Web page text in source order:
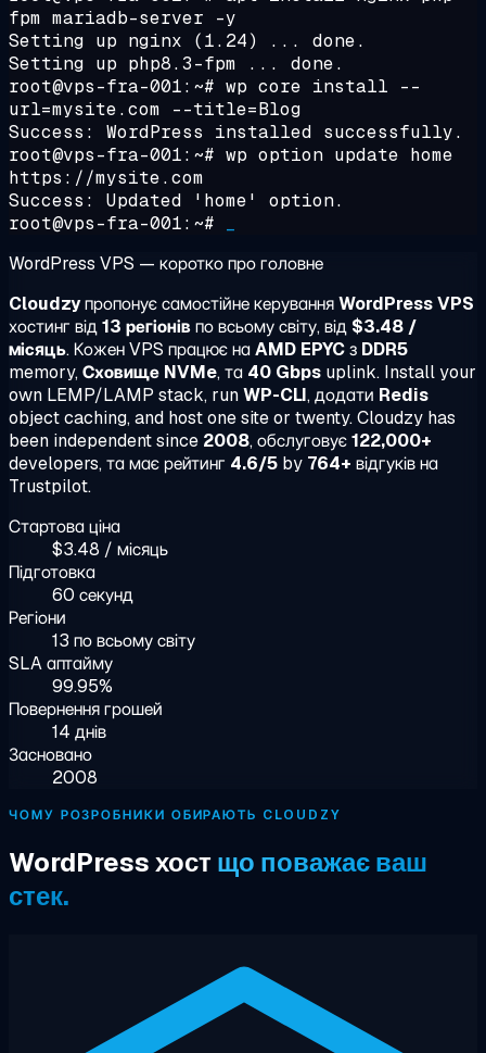
fpm mariadb-server -y
Setting up nginx (1.24) ... done.
Setting up php8.3-fpm ... done.
root@vps-fra-001:~# wp core install --
url=mysite.com --title=Blog
Success: WordPress installed successfully.
root@vps-fra-001:~# wp option update home
https://mysite.com
Success: Updated 'home' option.
root@vps-fra-001:~#
WordPress VPS — коротко про головне
Cloudzyпропонує самостійне керуванняWordPress VPS
хостинг від13 регіонівпо всьому світу, від $3.48 /
місяць. Кожен VPS працює наAMD EPYCз DDR5
memory,Сховище NVMe, та 40 Gbps uplink. Install your
own LEMP/LAMP stack, runWP-CLI, додати Redis
object caching, and host one site or twenty. Cloudzy has
been independent since 2008, обслуговує122,000+
developers, та має рейтинг 4.6/5 by 764+ відгуків на
Trustpilot.
Стартова ціна
$3.48 / місяць
Підготовка
60 секунд
Регіони
13 по всьому світу
SLA аптайму
99.95%
Повернення грошей
14 днів
Засновано
2008
ЧОМУ РОЗРОБНИКИ ОБИРАЮТЬ CLOUDZY
WordPress хост що поважає ваш
стек.